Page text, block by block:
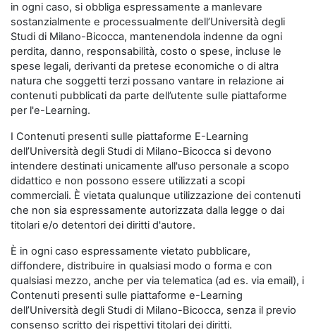
in ogni caso, si obbliga espressamente a manlevare
sostanzialmente e processualmente dell’Università degli
Studi di Milano-Bicocca, mantenendola indenne da ogni
perdita, danno, responsabilità, costo o spese, incluse le
spese legali, derivanti da pretese economiche o di altra
natura che soggetti terzi possano vantare in relazione ai
contenuti pubblicati da parte dell’utente sulle piattaforme
per l'e-Learning.
I Contenuti presenti sulle piattaforme E-Learning
dell’Università degli Studi di Milano-Bicocca si devono
intendere destinati unicamente all'uso personale a scopo
didattico e non possono essere utilizzati a scopi
commerciali. È vietata qualunque utilizzazione dei contenuti
che non sia espressamente autorizzata dalla legge o dai
titolari e/o detentori dei diritti d'autore.
È in ogni caso espressamente vietato pubblicare,
diffondere, distribuire in qualsiasi modo o forma e con
qualsiasi mezzo, anche per via telematica (ad es. via email), i
Contenuti presenti sulle piattaforme e-Learning
dell’Università degli Studi di Milano-Bicocca, senza il previo
consenso scritto dei rispettivi titolari dei diritti.